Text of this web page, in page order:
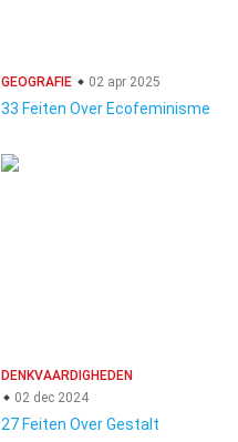
GEOGRAFIE 02 apr 2025
33 Feiten Over Ecofeminisme
DENKVAARDIGHEDEN
02 dec 2024
27 Feiten Over Gestalt